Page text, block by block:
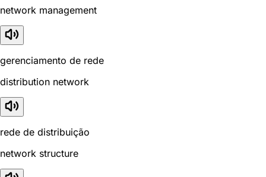
network management
gerenciamento de rede
distribution network
rede de distribuição
network structure